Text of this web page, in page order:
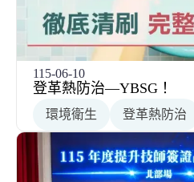
115-06-10
登革熱防治—YBSG！
環境衛生 登革熱防治